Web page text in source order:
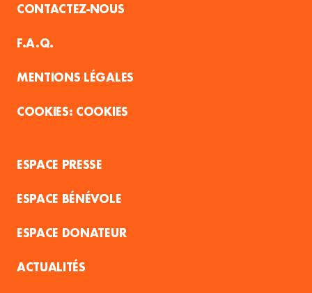
CONTACTEZ-NOUS
F.A.Q.
MENTIONS LÉGALES
COOKIES
ESPACE PRESSE
ESPACE BÉNÉVOLE
ESPACE DONATEUR
ACTUALITÉS